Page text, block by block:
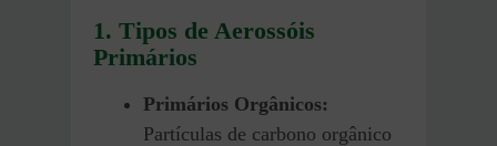
1. Tipos de Aerossóis
Primários
Primários Orgânicos:
Partículas de carbono orgânico